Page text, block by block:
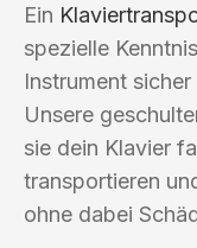
Ein
spezielle
Instrument
Unsere
sie dein Klavier
transportieren
ohne dabei